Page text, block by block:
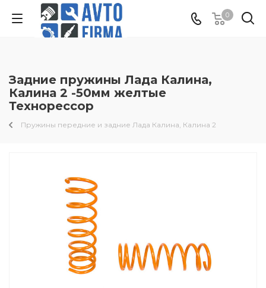
0
Задние пружины Лада Калина,
Калина 2 -50мм желтые
Технорессор
Пружины передние и задние Лада Калина, Калина 2